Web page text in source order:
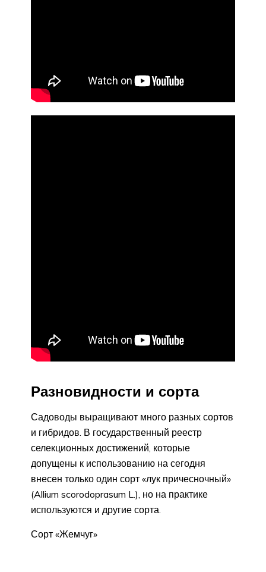
Разновидности и сорта
Садоводы выращивают много разных сортов
и гибридов. В государственный реестр
селекционных достижений, которые
допущены к использованию на сегодня
внесен только один сорт «лук причесночный»
(Allium scorodoprasum L.), но на практике
используются и другие сорта.
Сорт «Жемчуг»